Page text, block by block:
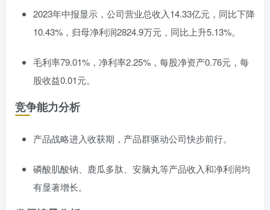
2023年中报显示，公司营业总收入14.33亿元，同比下降
10.43%，归母净利润2824.9万元，同比上升5.13%。
毛利率79.01%，净利率2.25%，每股净资产0.76元，每
股收益0.01元。
竞争能力分析
产品战略进入收获期，产品群驱动公司快步前行。
磷酸肌酸钠、鹿瓜多肽、安脑丸等产品收入和净利润均
有显著增长。